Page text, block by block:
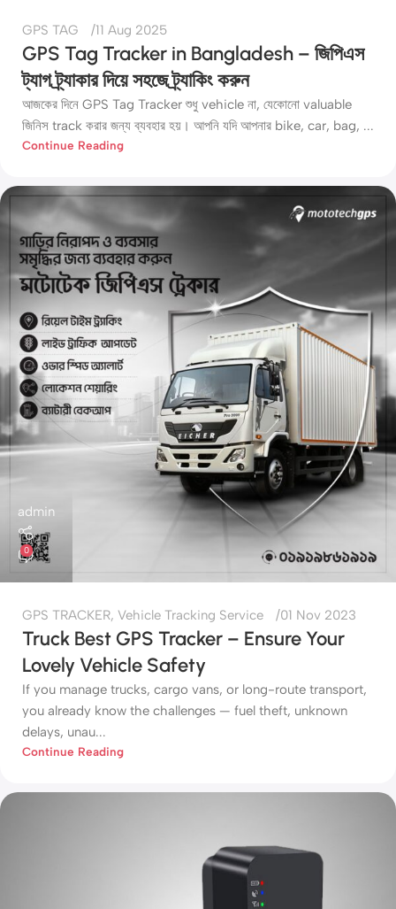
GPS TAG 11 Aug 2025
GPS Tag Tracker in Bangladesh – জিপিএস
ট্যাগ ট্র্যাকার দিয়ে সহজে ট্র্যাকিং করুন
আজকের দিনে GPS Tag Tracker শুধু vehicle না, যেকোনো valuable
জিনিস track করার জন্য ব্যবহার হয়। আপনি যদি আপনার bike, car, bag, ...
Continue Reading
admin
0
GPS TRACKER, Vehicle Tracking Service 01 Nov 2023
Truck Best GPS Tracker – Ensure Your
Lovely Vehicle Safety
If you manage trucks, cargo vans, or long-route transport,
you already know the challenges — fuel theft, unknown
delays, unau...
Continue Reading